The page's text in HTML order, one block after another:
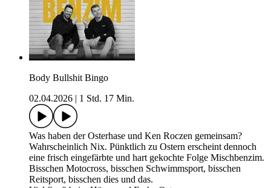
Body Bullshit Bingo
02.04.2026
1 Std. 17 Min.
Was haben der Osterhase und Ken Roczen gemeinsam?
Wahrscheinlich Nix. Pünktlich zu Ostern erscheint dennoch
eine frisch eingefärbte und hart gekochte Folge Mischbenzim.
Bisschen Motocross, bisschen Schwimmsport, bisschen
Reitsport, bisschen dies und das.